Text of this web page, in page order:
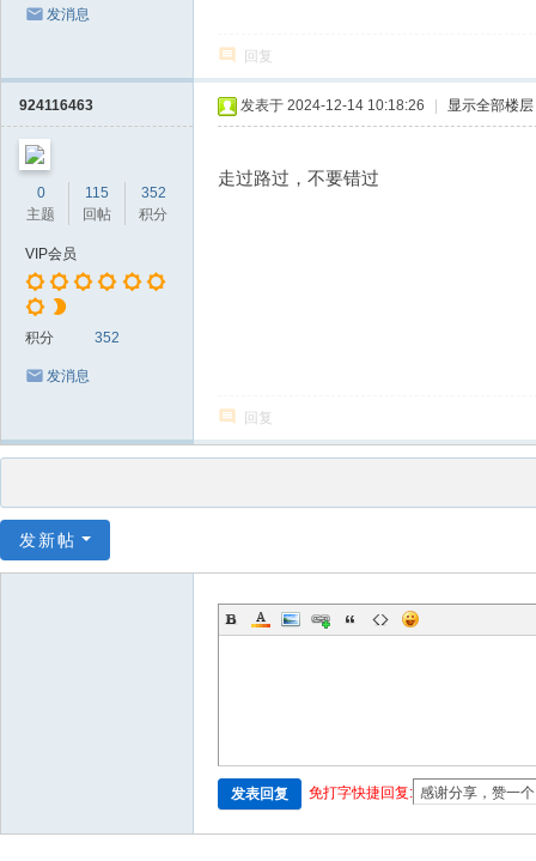
发消息
回复
924116463
0
主题
115
回帖
352
积分
VIP会员
积分 352
发消息
发表于 2024-12-14 10:18:26 显示全部楼层
走过路过，不要错过
回复
发新帖
发表回复 免打字快捷回复: